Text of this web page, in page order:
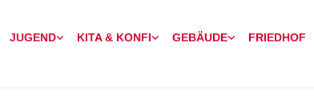
JUGEND KITA & KONFI GEBÄUDE
FRIEDHOF